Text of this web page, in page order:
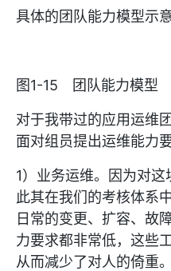
具体的团队能力模型示
图1-15 团队能力模型
对于我带过的应用运维
面对组员提出运维能力要
1）业务运维。因为对
此其在我们的考核体系
日常的变更、扩容、故
力要求都非常低，这些
从而减少了对人的倚重。